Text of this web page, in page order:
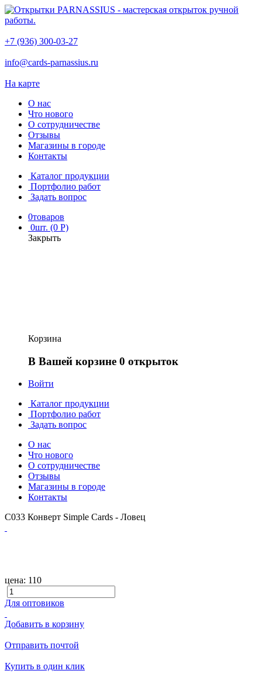
+7 (936) 300-03-27
info@cards-parnassius.ru
На карте
О нас
Что нового
О сотрудничестве
Отзывы
Магазины в городе
Контакты
Каталог продукции
Портфолио работ
Задать вопрос
0товаров
0шт. (0 Р)
Закрыть
Корзина
В Вашей корзине 0 открыток
Войти
Каталог продукции
Портфолио работ
Задать вопрос
О нас
Что нового
О сотрудничестве
Отзывы
Магазины в городе
Контакты
С033 Конверт Simple Cards - Ловец
цена: 110
Для оптовиков
Добавить в корзину
Отправить почтой
Купить в один клик